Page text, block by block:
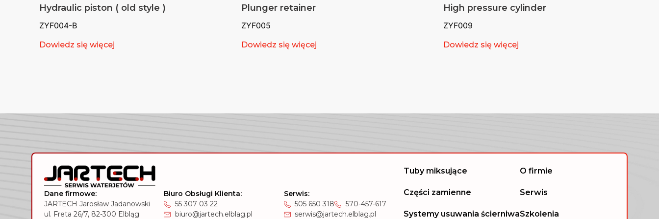
Hydraulic piston ( old style )
ZYF004-B
Dowiedz się więcej
Plunger retainer
ZYF005
Dowiedz się więcej
High pressure cylinder
ZYF009
Dowiedz się więcej
Dane firmowe:
JARTECH Jarosław Jadanowski
ul. Freta 26/7, 82-300 Elbląg
Biuro Obsługi Klienta:
55 307 03 22
biuro@jartech.elblag.pl
Serwis:
505 650 318
570-457-617
serwis@jartech.elblag.pl
Tuby miksujące
Części zamienne
Systemy usuwania ścierniwa
O firmie
Serwis
Szkolenia